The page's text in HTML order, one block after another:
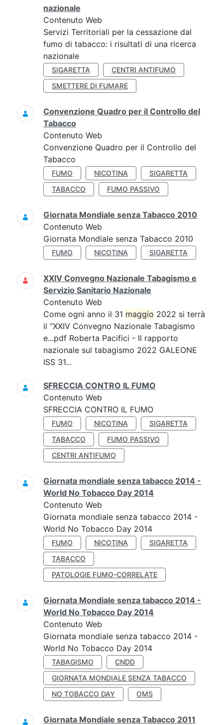
nazionale
Contenuto Web
Servizi Territoriali per la cessazione dal
fumo di tabacco: i risultati di una ricerca
nazionale
SIGARETTA
CENTRI ANTIFUMO
SMETTERE DI FUMARE
Convenzione Quadro per il Controllo del
Tabacco
Contenuto Web
Convenzione Quadro per il Controllo del
Tabacco
FUMO NICOTINA
SIGARETTA
TABACCO
FUMO PASSIVO
Giornata Mondiale senza Tabacco 2010
Contenuto Web
Giornata Mondiale senza Tabacco 2010
FUMO NICOTINA SIGARETTA
XXIV Convegno Nazionale Tabagismo e
Servizio Sanitario Nazionale
Contenuto Web
Come ogni anno il 31 maggio 2022 si terrà
il “XXIV Convegno Nazionale Tabagismo
e...pdf Roberta Pacifici - Il rapporto
nazionale sul tabagismo 2022 GALEONE
ISS 31...
SFRECCIA CONTRO IL FUMO
Contenuto Web
SFRECCIA CONTRO IL FUMO
FUMO NICOTINA
SIGARETTA
TABACCO
FUMO PASSIVO
CENTRI ANTIFUMO
Giornata mondiale senza tabacco 2014 -
World No Tobacco Day 2014
Contenuto Web
Giornata mondiale senza tabacco 2014 -
World No Tobacco Day 2014
FUMO NICOTINA
SIGARETTA
TABACCO
PATOLOGIE FUMO-CORRELATE
Giornata Mondiale senza tabacco 2014 -
World No Tobacco Day 2014
Contenuto Web
Giornata mondiale senza tabacco 2014 -
World No Tobacco Day 2014
TABAGISMO
CNDD
GIORNATA MONDIALE SENZA TABACCO
NO TOBACCO DAY
OMS
Giornata Mondiale senza Tabacco 2011